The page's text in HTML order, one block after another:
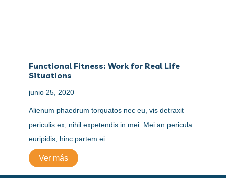
Functional Fitness: Work for Real Life
Situations
junio 25, 2020
Alienum phaedrum torquatos nec eu, vis detraxit
periculis ex, nihil expetendis in mei. Mei an pericula
euripidis, hinc partem ei
Ver más